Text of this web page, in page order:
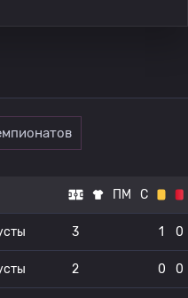
ПМ С
3 1 0
2 0 0